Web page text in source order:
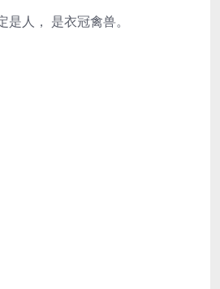
人， 是衣冠禽兽。